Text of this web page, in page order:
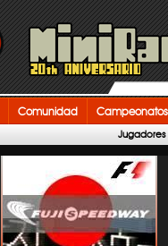
Comunidad Campeonatos
Jugadores